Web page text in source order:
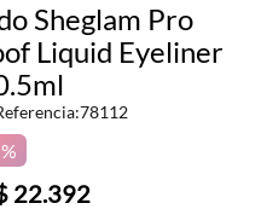
Sheglam Pro
Liquid Eyeliner
:78112
22.392